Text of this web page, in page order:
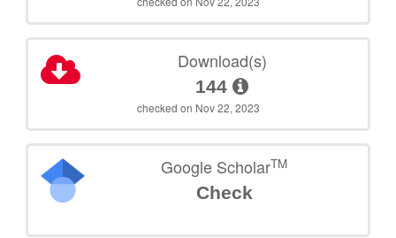
Download(s)
144
checked on Nov 22, 2023
Google ScholarTM
Check